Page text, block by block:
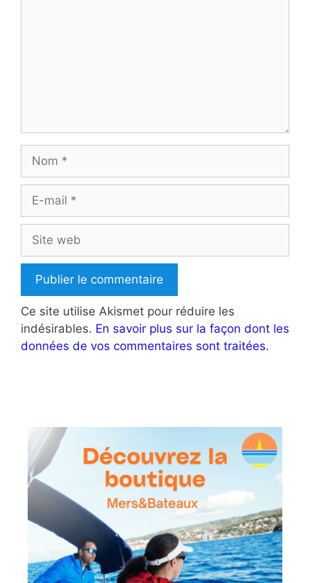
Nom
Site
web
Ce site utilise Akismet pour réduire les
indésirables. En savoir plus sur la façon dont les
données de vos commentaires sont traitées.